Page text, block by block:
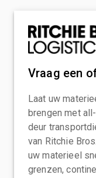
Vraag een
Laat uw
brengen met
deur
van Ritchie
uw materieel
grenzen,